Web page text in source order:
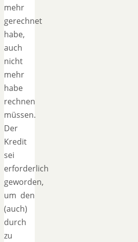
mehr
gerechnet
habe,
auch
nicht
mehr
habe
rechnen
müssen.
Der
Kredit
sei
erforderlich
geworden,
um den
(auch)
durch
zu